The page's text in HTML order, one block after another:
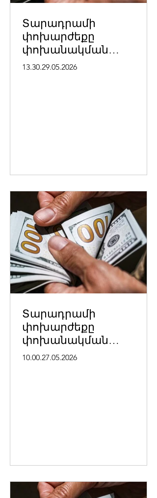
Տարադրամի
փոխարժեքը
փոխանակման
կետերում մայիսի 29-ի
13.30.29.05.2026
Տարադրամի
փոխարժեքը
փոխանակման
կետերում մայիսի 27-ի
10.00.27.05.2026